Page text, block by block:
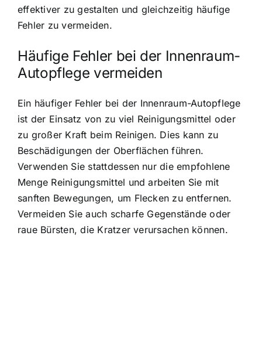
effektiver zu gestalten und gleichzeitig häufige
Fehler zu vermeiden.
Häufige Fehler bei der Innenraum-
Autopflege vermeiden
Ein häufiger Fehler bei der Innenraum-Autopflege
ist der Einsatz von zu viel Reinigungsmittel oder
zu großer Kraft beim Reinigen. Dies kann zu
Beschädigungen der Oberflächen führen.
Verwenden Sie stattdessen nur die empfohlene
Menge Reinigungsmittel und arbeiten Sie mit
sanften Bewegungen, um Flecken zu entfernen.
Vermeiden Sie auch scharfe Gegenstände oder
raue Bürsten, die Kratzer verursachen können.